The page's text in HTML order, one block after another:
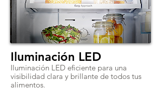
Iluminación LED
Iluminación LED eficiente para una
visibilidad clara y brillante de todos tus
alimentos.